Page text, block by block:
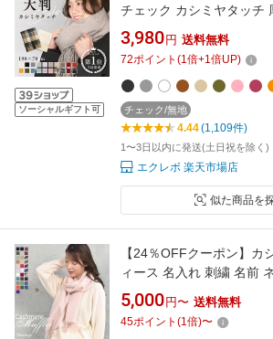
ソーシャルギフト可
チェック カシミヤタッチ
ト ひざ掛け 羽織る ショ
婚式 着物 高校生 母の日
日
3,980 円 送料無料
72ポイント (1倍+1倍UP)
チェック/無地
4.44(1,109件)
1〜3日以内に発送(土日祝を除く)
エクレボ 楽天市場店
似た商品を
【24％OFFクーポン】カ
ィース 名入れ 刺繍 名前
マフラー カシミヤ 100％
ンプル 誕生日 秋 冬 母 女
ス ギフト プレゼント
5,000 円〜 送料無料
45ポイント (1倍)〜